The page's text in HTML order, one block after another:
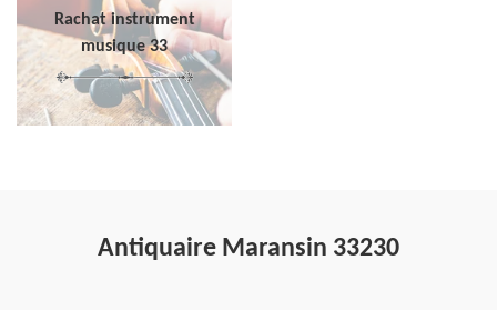
Rachat instrument
musique 33
Antiquaire Maransin 33230